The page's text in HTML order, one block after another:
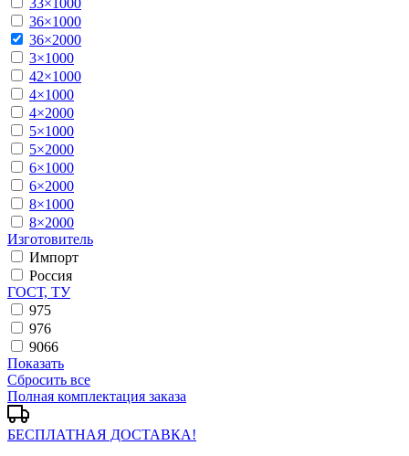
36×1000
36×2000
3×1000
42×1000
4×1000
4×2000
5×1000
5×2000
6×1000
6×2000
8×1000
8×2000
Изготовитель
Импорт
Россия
ГОСТ, ТУ
975
976
9066
Показать
Сбросить все
Полная комплектация заказа
БЕСПЛАТНАЯ ДОСТАВКА!